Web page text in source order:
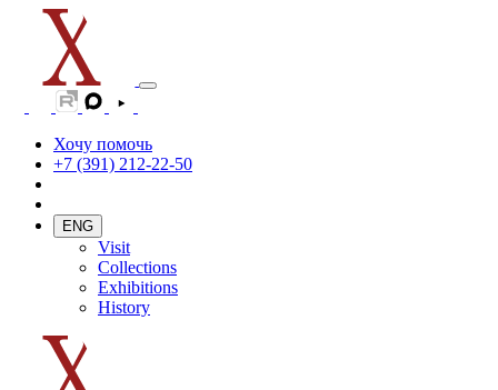
Хочу помочь
+7 (391) 212-22-50
ENG
Visit
Collections
Exhibitions
History